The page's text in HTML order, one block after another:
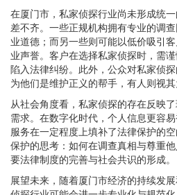
在厦门市，私家侦探行业尚未形成统
差不齐。一些正规机构拥有专业的调
业道德；而另一些则可能以低价吸引
业声誉。客户在选择私家侦探时，需
陷入法律纠纷。此外，公众对私家侦
为他们是维护正义的帮手，有人则视其
从社会角度看，私家侦探的存在反映
需求。在数字化时代，个人信息更容
服务在一定程度上填补了法律保护的
保护的思考：如何在调查真相与尊重
要法律制度的完善与社会共识的形成。
展望未来，随着厦门市经济的持续发